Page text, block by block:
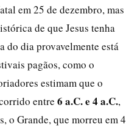
em 25 de dezembro, mas
de que Jesus tenha
do dia provavelmente está
pagãos, como o
estimam que o
entre 6 a.C. e 4 a.C.,
o Grande, que morreu em 4